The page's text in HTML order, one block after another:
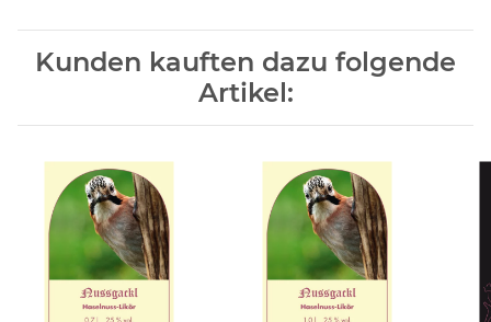
Kunden kauften dazu folgende
Artikel: